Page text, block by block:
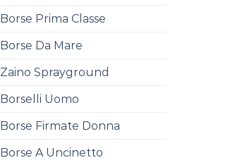
Borse Prima Classe
Borse Da Mare
Zaino Sprayground
Borselli Uomo
Borse Firmate Donna
Borse A Uncinetto